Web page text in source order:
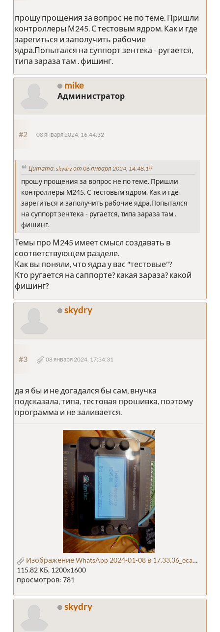
прошу прощения за вопрос не по теме. Пришли
контроллеры М245. С тестовым ядром. Как и где
зарегиться и заполучить рабочие
ядра.Попытался на суппорт зентека - ругается,
типа зараза там . фишинг.
mike
Администратор
#2 08 января 2024, 16:44:32
Цитата: skydry от 06 января 2024, 14:48:19
прошу прощения за вопрос не по теме. Пришли
контроллеры М245. С тестовым ядром. Как и где
зарегиться и заполучить рабочие ядра.Попытался
на суппорт зентека - ругается, типа зараза там .
фишинг.
Темы про М245 имеет смысл создавать в
соответствующем разделе.
Как вы поняли, что ядра у вас "тестовые"?
Кто ругается на саппорте? какая зараза? какой
фишинг?
skydry
#3 08 января 2024, 17:34:31
да я бы и не догадался бы сам, внучка
подсказала, типа, тестовая прошивка, поэтому
программа и не заливается.
Изображение WhatsApp 2024-01-08 в 17.33.36_eca92705.jpg
115.82 КБ, 1200x1600
просмотров: 781
skydry